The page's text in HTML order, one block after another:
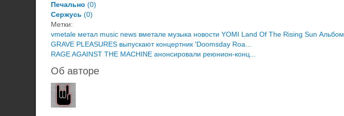
Печально (0)
Сержусь (0)
Метки:
vmetale метал music news вметале музыка новости YOMI Land Of The Rising Sun Альбом
GRAVE PLEASURES выпускают концертник 'Doomsday Roa...
RAGE AGAINST THE MACHINE анонсировали реюнион-конц...
Об авторе